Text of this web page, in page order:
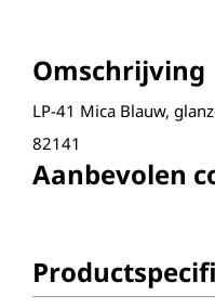
Omschrijving
LP-41 Mica Blauw,
82141
Aanbevolen